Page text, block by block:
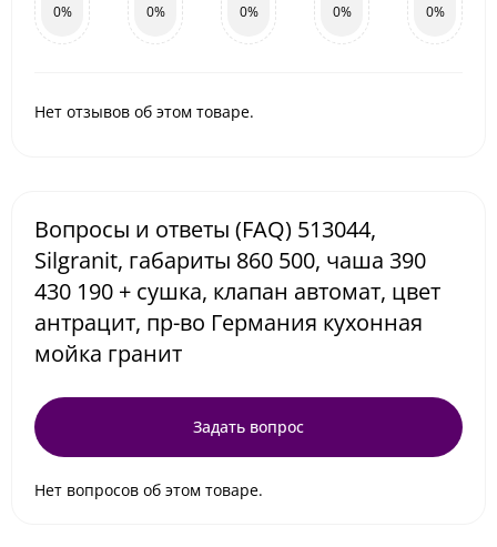
0% 0% 0% 0% 0%
Нет отзывов об этом товаре.
Вопросы и ответы (FAQ) 513044,
Silgranit, габариты 860 500, чаша 390
430 190 + сушка, клапан автомат, цвет
антрацит, пр-во Германия кухонная
мойка гранит
Задать вопрос
Нет вопросов об этом товаре.